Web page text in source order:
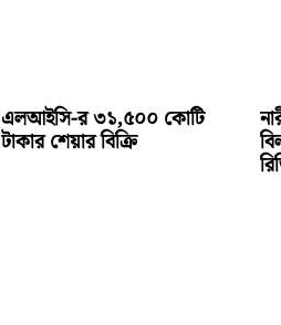
এলআইসি-র ৩১,৫০০ কোটি
টাকার শেয়ার বিক্রি